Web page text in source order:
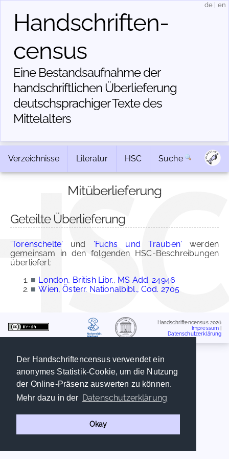
Der Handschriftencensus verwendet ein
anonymes Statistik-Cookie, um die Nutzung
der Online-Präsenz auswerten zu können.
Mehr dazu in der Datenschutzerklärung
Okay
Handschriften­
census
Eine Bestandsaufnahme der
handschriftlichen Über­lieferung
deutschsprachiger Texte des
Mittelalters
de en
Verzeichnisse Literatur HSC Suche
Mitüberlieferung
Geteilte Überlieferung
'Torenschelte' und 'Fuchs und Trauben' werden
gemeinsam in den folgenden HSC-Beschreibungen
überliefert:
■ London, British Libr., MS Add. 24946
■ Wien, Österr. Nationalbibl., Cod. 2705
Handschriftencensus 2026
Impressum
Datenschutzerklärung